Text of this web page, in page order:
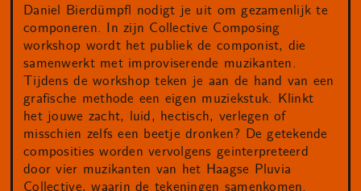
Daniel Bierdümpfl nodigt je uit om gezamenlijk te
componeren. In zijn Collective Composing
workshop wordt het publiek de componist, die
samenwerkt met improviserende muzikanten.
Tijdens de workshop teken je aan de hand van een
grafische methode een eigen muziekstuk. Klinkt
het jouwe zacht, luid, hectisch, verlegen of
misschien zelfs een beetje dronken? De getekende
composities worden vervolgens geinterpreteerd
door vier muzikanten van het Haagse Pluvia
Collective, waarin de tekeningen samenkomen.